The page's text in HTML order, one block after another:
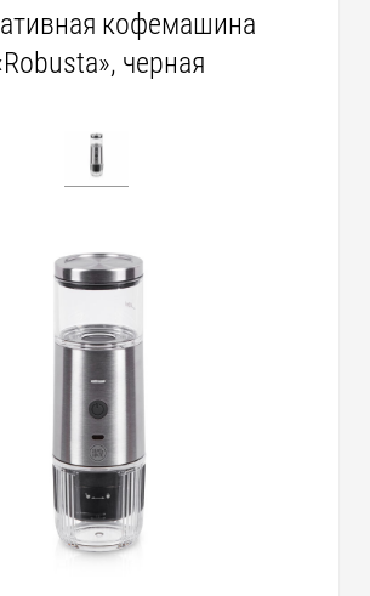
кофемашина
черная